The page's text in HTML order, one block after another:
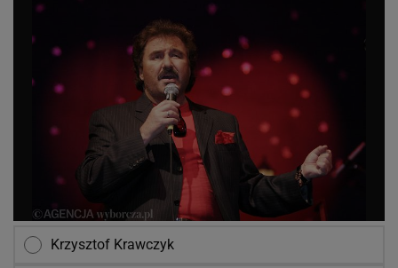
Krzysztof Krawczyk